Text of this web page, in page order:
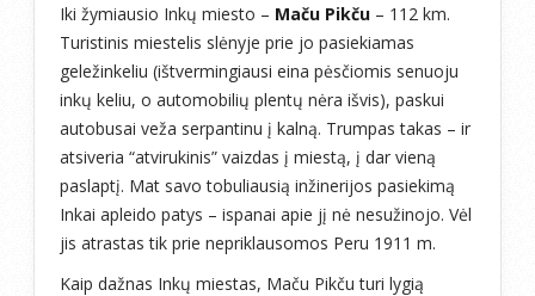
Iki žymiausio Inkų miesto – Maču Pikču – 112 km.
Turistinis miestelis slėnyje prie jo pasiekiamas
geležinkeliu (ištvermingiausi eina pėsčiomis senuoju
inkų keliu, o automobilių plentų nėra išvis), paskui
autobusai veža serpantinu į kalną. Trumpas takas – ir
atsiveria “atvirukinis” vaizdas į miestą, į dar vieną
paslaptį. Mat savo tobuliausią inžinerijos pasiekimą
Inkai apleido patys – ispanai apie jį nė nesužinojo. Vėl
jis atrastas tik prie nepriklausomos Peru 1911 m.
Kaip dažnas Inkų miestas, Maču Pikču turi lygią